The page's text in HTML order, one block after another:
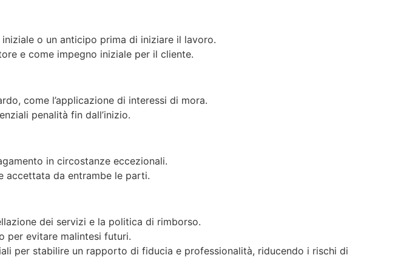
o un anticipo prima di iniziare il lavoro.
e come impegno iniziale per il cliente.
come l’applicazione di interessi di mora.
penalità fin dall’inizio.
in circostanze eccezionali.
accettata da entrambe le parti.
dei servizi e la politica di rimborso.
per evitare malintesi futuri.
per stabilire un rapporto di fiducia e professionalità, riducendo i rischi di